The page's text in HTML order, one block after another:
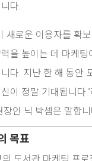
다.
새로운 이용자를 확
을 높이는 데 마케팅
다. 지난 한 해 동안
이 정말 기대됩니다
장인 닉 박셈은 말합니
목표